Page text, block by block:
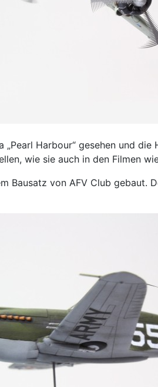
Harbour“ gesehen und
wie sie auch in den Filmen
Bausatz von AFV Club gebaut.